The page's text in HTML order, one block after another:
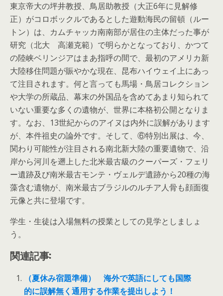
東京帝大の坪井教授、鳥居助教授（大正6年に見解修
正）がコロボックルであるとした遊動海民の留頓（ルー
トン）は、カムチャッカ南南部が居住の主体だった事が
研究（北大 高瀬克範）で明らかとなっており、かつて
の陸峡ベリンジアはまあ指呼の間で、最初のアメリカ新
大陸移住問題が賑やかな現在、昆布ハイウェイ上にあっ
て注目されます。何と言っても馬場・鳥居コレクション
や大学の所蔵品、幕末の外国品を含めてあまり知られて
いない重要な多くの遺物が、世界に本格初公開となりま
す。なお、13世紀からのアイヌは内外に誤解があります
が、本件祖史の論外です。そして、⑥特別出展は、今、
関わり可能性が注目される南北新大陸の重要遺物で、沿
岸から河川を遡上した北米最古級のクーパーズ・フェリ
ー遺跡及び南米最古モンテ・ヴェルデ遺跡から20種の海
藻含む遺物が、南米最古ブラジルのルチア人骨も顔面復
元像と共に登場です。
学生・生徒は入場無料の授業としての見学としましょ
う。
関連記事:
（夏休み宿題準備） 海外で英語にしても国際
的に誤解無く通用する作業を提出しよう！